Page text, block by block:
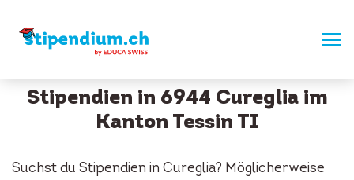
Stipendien in 6944 Cureglia im
Kanton Tessin TI
Suchst du Stipendien in Cureglia? Möglicherweise